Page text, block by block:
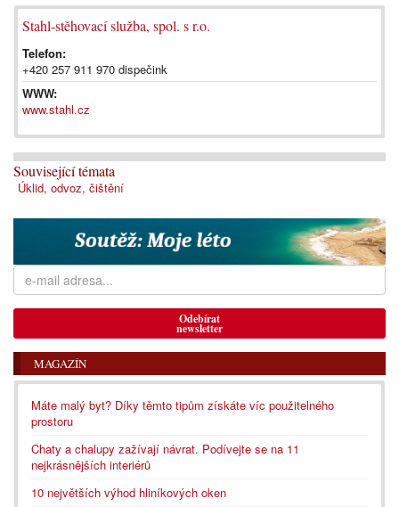
Stahl-stěhovací služba, spol. s r.o.
Telefon:
+420 257 911 970 dispečink
WWW:
www.stahl.cz
Související témata
Úklid, odvoz, čištění
Odebírat
newsletter
MAGAZÍN
Máte malý byt? Díky těmto tipům získáte víc použitelného
prostoru
Chaty a chalupy zažívají návrat. Podívejte se na 11
nejkrásnějších interiérů
10 největších výhod hliníkových oken